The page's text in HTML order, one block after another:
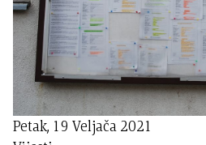
Petak, 19 Veljača 2021